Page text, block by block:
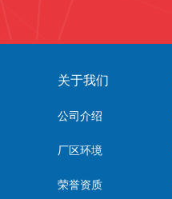
关于我们
公司介绍
厂区环境
荣誉资质